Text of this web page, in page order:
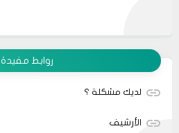
روابط مفيدة
لديك مشكلة ؟
الأرشيف